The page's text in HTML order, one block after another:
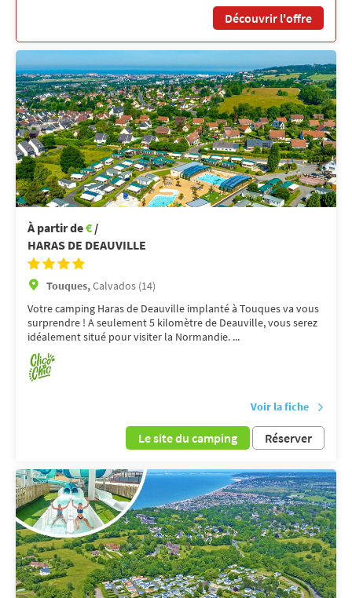
Découvrir l'offre
À partir de€ /
HARAS DE DEAUVILLE
Touques,Calvados (14)
Votre camping Haras de Deauville implanté à Touques va vous
surprendre ! A seulement 5 kilomètre de Deauville, vous serez
idéalement situé pour visiter la Normandie. ...
Voir la fiche
Le site du camping Réserver